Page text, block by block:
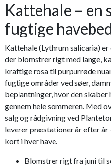
Kattehale – en
fugtige
Kattehale (Lythrum salicaria)
der blomstrer rigt med lange,
kraftige rosa til purpurrøde
fugtige områder ved søer,
beplantninger, hvor den
gennem hele sommeren. Med
salg og rådgivning ved
leverer præstationer år efter år
kort i hver have.
Blomstrer rigt fra juni til